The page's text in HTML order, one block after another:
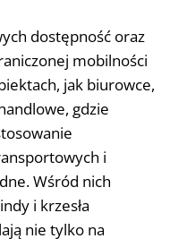
dostępność oraz
mobilności
jak biurowce,
gdzie
i
Wśród nich
i krzesła
nie tylko na